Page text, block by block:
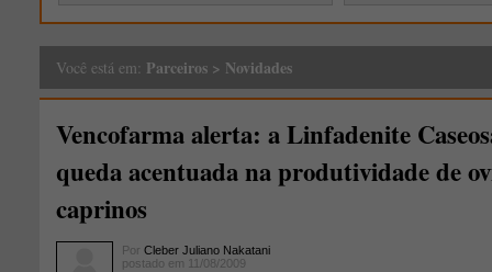
Você está em: Parceiros > Novidades
Vencofarma alerta: a Linfadenite
queda acentuada na produtividade de
caprinos
Por Cleber Juliano Nakatani
postado em 11/08/2009